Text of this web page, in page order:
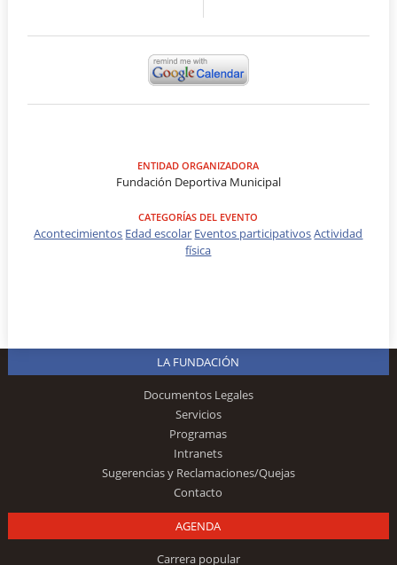
ENTIDAD ORGANIZADORA
Fundación Deportiva Municipal
CATEGORÍAS DEL EVENTO
Acontecimientos Edad escolar Eventos participativosActividad
física
LA FUNDACIÓN
Documentos Legales
Servicios
Programas
Intranets
Sugerencias y Reclamaciones/Quejas
Contacto
AGENDA
Carrera popular